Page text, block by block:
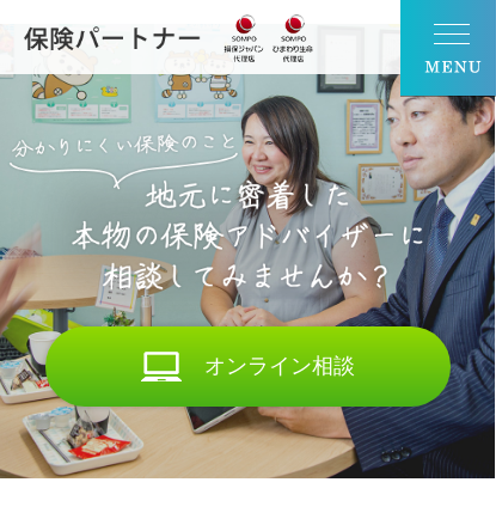
オンライン相談